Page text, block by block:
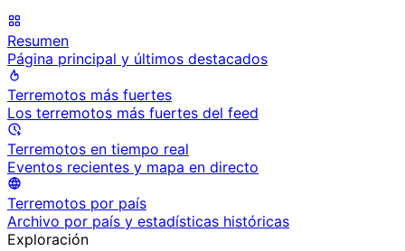
Resumen
Página principal y últimos destacados
Terremotos más fuertes
Los terremotos más fuertes del feed
Terremotos en tiempo real
Eventos recientes y mapa en directo
Terremotos por país
Archivo por país y estadísticas históricas
Exploración